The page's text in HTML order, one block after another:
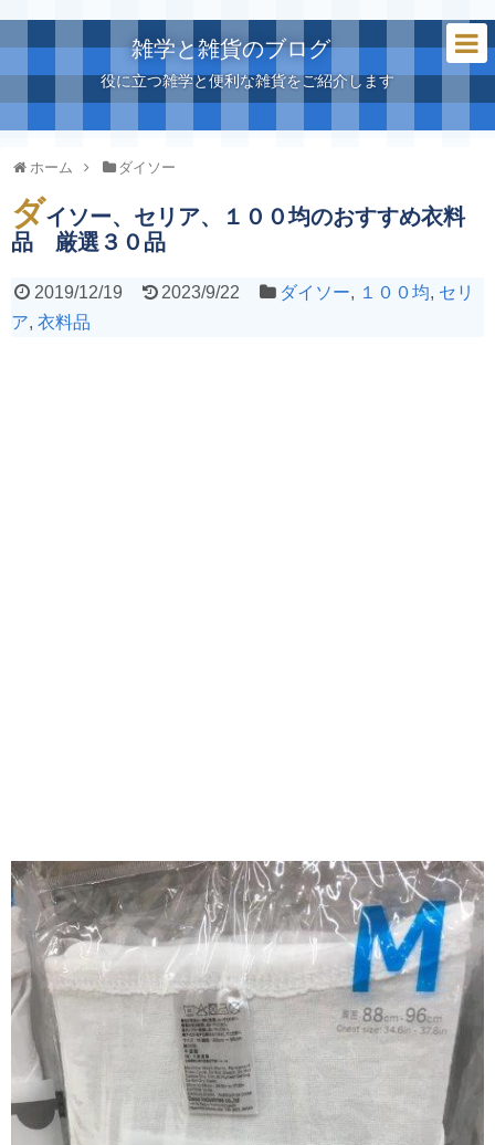
雑学と雑貨のブログ
役に立つ雑学と便利な雑貨をご紹介します
ホーム ダイソー
ダイソー、セリア、１００均のおすすめ衣料
品 厳選３０品
2019/12/19 2023/9/22 ダイソー, １００均, セリ
ア, 衣料品